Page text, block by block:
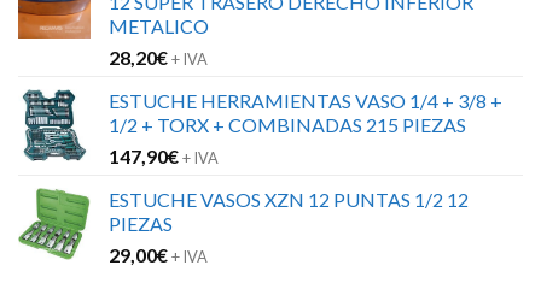
METALICO
28,20€+ IVA
ESTUCHE HERRAMIENTAS VASO 1/4 + 3/8 +
1/2 + TORX + COMBINADAS 215 PIEZAS
147,90€+ IVA
ESTUCHE VASOS XZN 12 PUNTAS 1/2 12
PIEZAS
29,00€+ IVA